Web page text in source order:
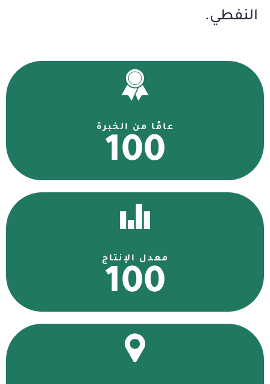
النفطي.
عامًا من الخبرة
100
معدل الإنتاج
100